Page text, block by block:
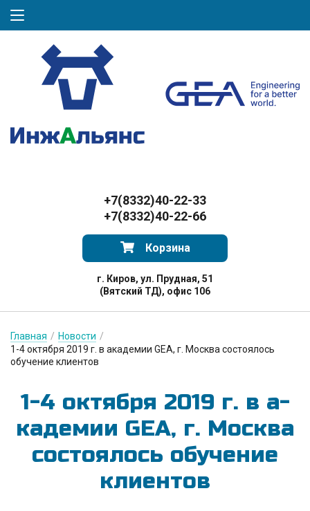
+7(8332)40-22-33
+7(8332)40-22-66
Корзина
г. Киров, ул. Прудная, 51
(Вятский ТД), офис 106
Главная / Новости /
1-4 октября 2019 г. в академии GEA, г. Москва состоялось
обучение клиентов
1-4 ок­тября 2019 г. в а­
ка­де­мии GEA, г. Мос­ква
сос­то­я­лось о­бу­че­ние
кли­ен­тов